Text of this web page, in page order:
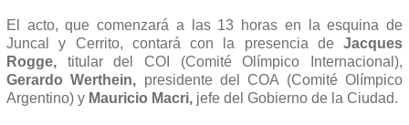
El acto, que comenzará a las 13 horas en la esquina de
Juncal y Cerrito, contará con la presencia de Jacques
Rogge, titular del COI (Comité Olímpico Internacional),
Gerardo Werthein, presidente del COA (Comité Olímpico
Argentino) y Mauricio Macri, jefe del Gobierno de la Ciudad.